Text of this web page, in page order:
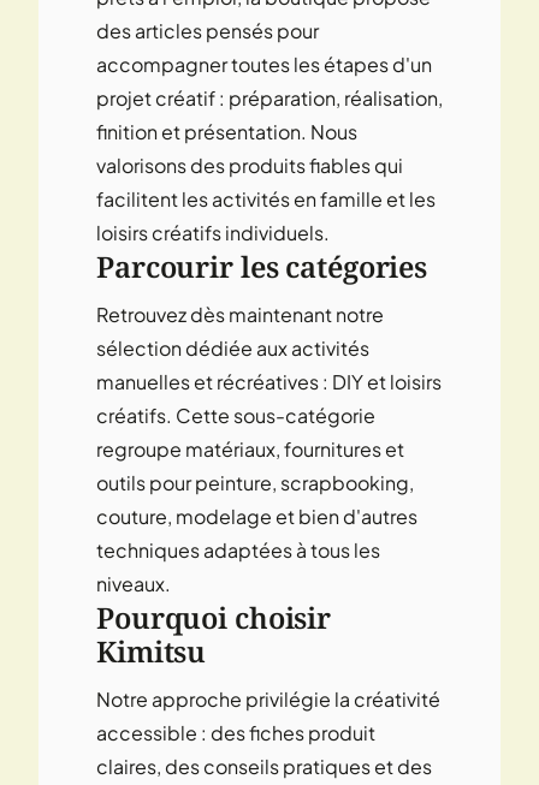
des articles pensés pour
accompagner toutes les étapes d'un
projet créatif : préparation, réalisation,
finition et présentation. Nous
valorisons des produits fiables qui
facilitent les activités en famille et les
loisirs créatifs individuels.
Parcourir les catégories
Retrouvez dès maintenant notre
sélection dédiée aux activités
manuelles et récréatives : DIY et loisirs
créatifs. Cette sous-catégorie
regroupe matériaux, fournitures et
outils pour peinture, scrapbooking,
couture, modelage et bien d'autres
techniques adaptées à tous les
niveaux.
Pourquoi choisir
Kimitsu
Notre approche privilégie la créativité
accessible : des fiches produit
claires, des conseils pratiques et des